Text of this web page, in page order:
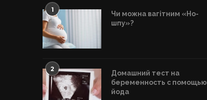
1
Чи можна вагітним «Но-
шпу»?
2
Домашний тест на
беременность с помощью
йода